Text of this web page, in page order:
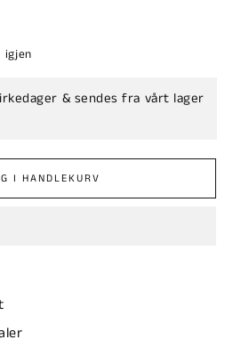
igjen
& sendes fra vårt lager
I HANDLEKURV